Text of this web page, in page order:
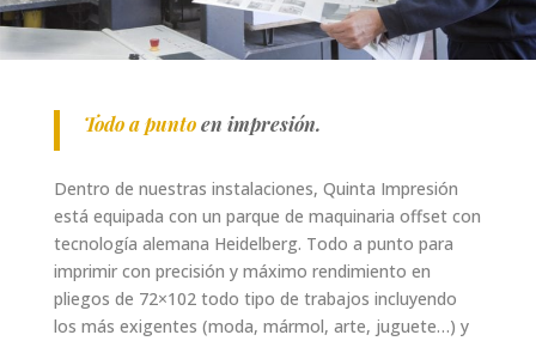
Todo a puntoen impresión.
Dentro de nuestras instalaciones, Quinta Impresión
está equipada con un parque de maquinaria offset con
tecnología alemana Heidelberg. Todo a punto para
imprimir con precisión y máximo rendimiento en
pliegos de 72×102 todo tipo de trabajos incluyendo
los más exigentes (moda, mármol, arte, juguete…) y